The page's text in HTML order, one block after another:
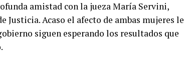
amistad con la jueza María Servini,
Justicia. Acaso el afecto de ambas mujeres le
siguen esperando los resultados que